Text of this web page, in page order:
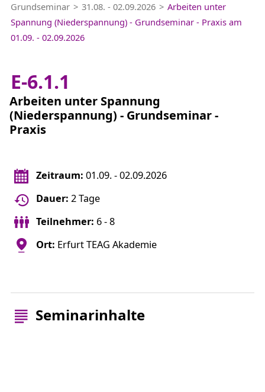
Grundseminar
31.08. - 02.09.2026
Arbeiten unter
Spannung (Niederspannung) - Grundseminar - Praxis am
01.09. - 02.09.2026
E-6.1.1
Arbeiten unter Spannung
(Niederspannung) - Grundseminar -
Praxis
Zeitraum: 01.09. - 02.09.2026
Dauer: 2 Tage
Teilnehmer: 6 - 8
Ort: Erfurt TEAG Akademie
Seminarinhalte